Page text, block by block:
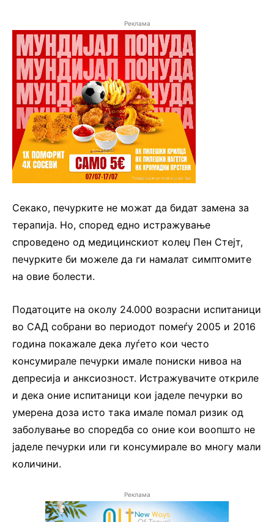
Реклама
Секако, печурките не можат да бидат замена за
терапија. Но, според едно истражување
спроведено од медицинскиот колеџ Пен Стејт,
печурките би можеле да ги намалат симптомите
на овие болести.
Податоците на околу 24.000 возрасни испитаници
во САД собрани во периодот помеѓу 2005 и 2016
година покажале дека луѓето кои често
консумирале печурки имале пониски нивоа на
депресија и анксиозност. Истражувачите откриле
и дека оние испитаници кои јаделе печурки во
умерена доза исто така имале помал ризик од
заболување во споредба со оние кои воопшто не
јаделе печурки или ги консумирале во многу мали
количини.
Реклама